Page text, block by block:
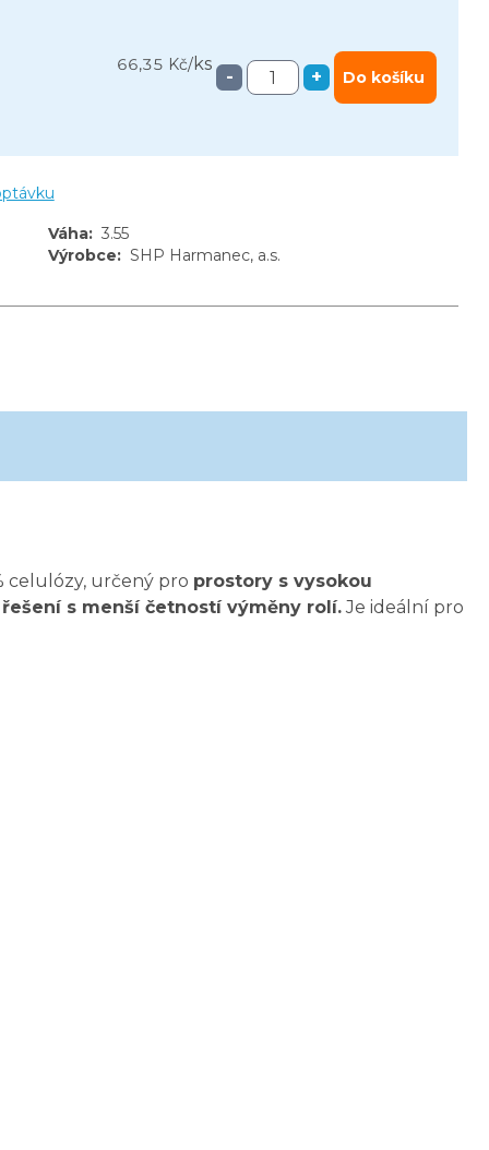
66,35 Kč/ks
- + Do košíku
Váha: 3.55
Výrobce: SHP Harmanec, a.s.
celulózy, určený pro prostory s vysokou
s menší četností výměny rolí.Je ideální pro